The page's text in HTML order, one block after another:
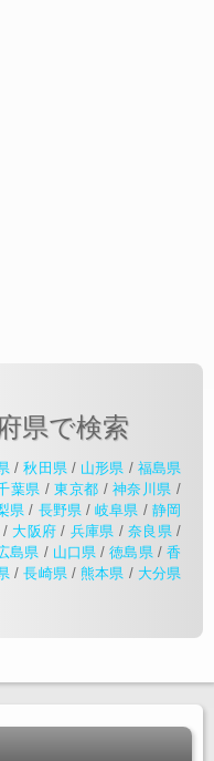
県で検索
/秋田県/ 山形県 / 福島県
葉県 /東京都 /神奈川県 /
県 / 長野県/岐阜県 / 静岡
/ 大阪府 / 兵庫県 / 奈良県/
島県 / 山口県 /徳島県/香
/長崎県/熊本県 / 大分県